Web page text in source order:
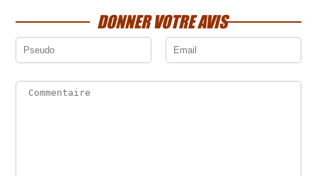
DONNER VOTRE AVIS